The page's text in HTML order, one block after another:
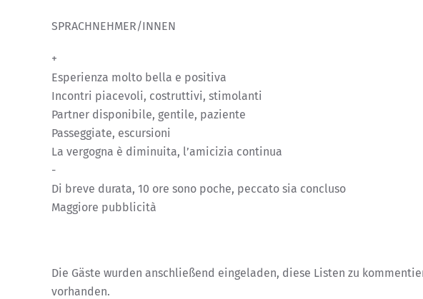
SPRACHNEHMER/INNEN
+
Esperienza molto bella e positiva
Incontri piacevoli, costruttivi, stimolanti
Partner disponibile, gentile, paziente
Passeggiate, escursioni
La vergogna è diminuita, l’amicizia continua
-
Di breve durata, 10 ore sono poche, peccato sia concluso
Maggiore pubblicità
Die Gäste wurden anschließend eingeladen, diese Listen zu
vorhanden.